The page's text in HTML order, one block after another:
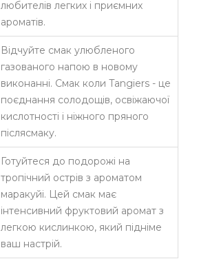
любителів легких і приємних
ароматів.
Відчуйте смак улюбленого
газованого напою в новому
виконанні. Смак коли Tangiers - це
поєднання солодощів, освіжаючої
кислотності і ніжного пряного
післясмаку.
Готуйтеся до подорожі на
тропічний острів з ароматом
маракуйі. Цей смак має
інтенсивний фруктовий аромат з
легкою кислинкою, який підніме
ваш настрій.